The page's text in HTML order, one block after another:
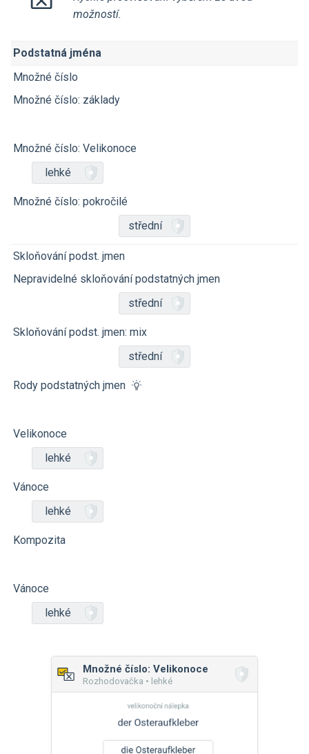
možností.
Podstatná jména
Množné číslo
Množné číslo: základy
Množné číslo: Velikonoce
lehké
Množné číslo: pokročilé
střední
Skloňování podst. jmen
Nepravidelné skloňování podstatných jmen
střední
Skloňování podst. jmen: mix
střední
Rody podstatných jmen
Velikonoce
lehké
Vánoce
lehké
Kompozita
Vánoce
lehké
Množné číslo: Velikonoce
Rozhodovačka • lehké